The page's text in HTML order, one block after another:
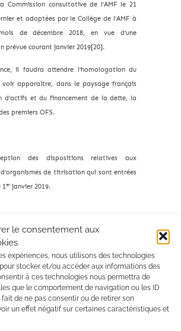
le consentement aux
expériences, nous utilisons des technologies
stocker et/ou accéder aux informations des
à ces technologies nous permettra de
que le comportement de navigation ou les ID
de ne pas consentir ou de retirer son
un effet négatif sur certaines caractéristiques et
Commission consultative de l’AMF le 21
et adoptées par le Collège de l’AMF à
de décembre 2018, en vue d’une
prévue courant janvier 2019[20].
il faudra attendre l’homologation du
voir apparaître, dans le paysage français
d’actifs et du financement de la dette, la
premiers OFS.
des dispositions relatives aux
de titrisation qui sont entrées
1er janvier 2019.
Journal officiel et entré en vigueur le 22
précisant les conditions dans lesquelles
spécialisés et les organismes de
notamment les OFS, peuvent octroyer des